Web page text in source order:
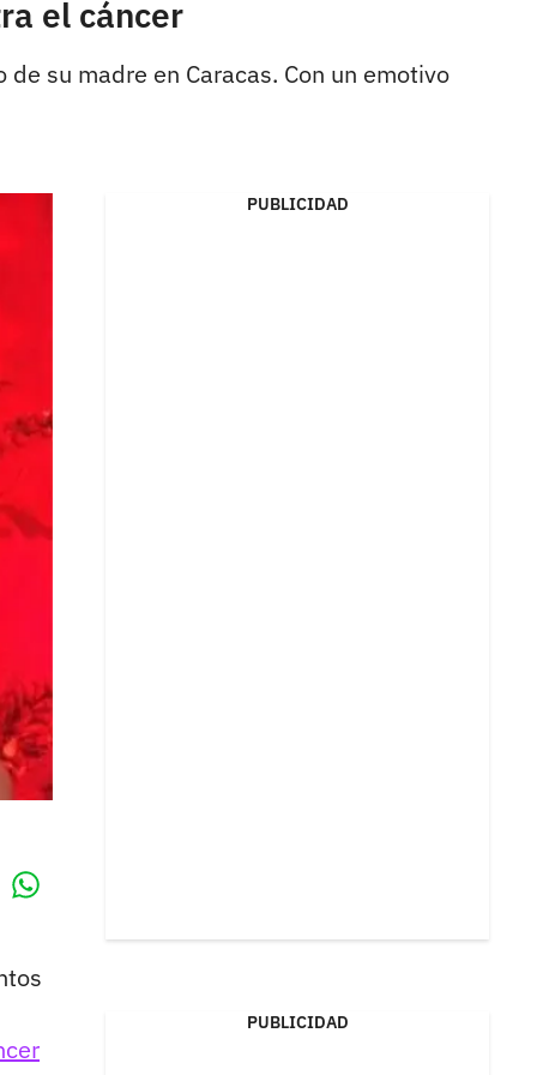
el cáncer
su madre en Caracas. Con un emotivo
PUBLICIDAD
PUBLICIDAD